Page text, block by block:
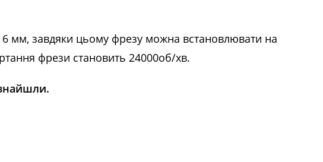
6 мм, завдяки цьому фрезу можна встановлювати на
фрези становить 24000об/хв.